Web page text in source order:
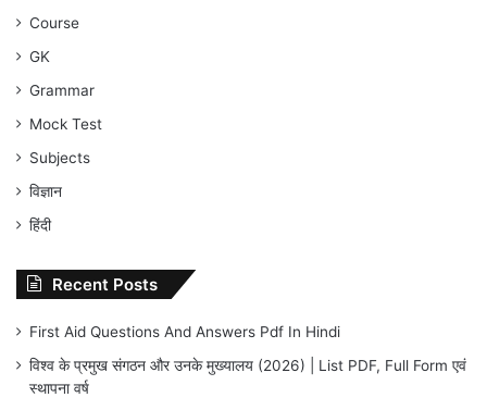
Course
GK
Grammar
Mock Test
Subjects
विज्ञान
हिंदी
Recent Posts
First Aid Questions And Answers Pdf In Hindi
विश्व के प्रमुख संगठन और उनके मुख्यालय (2026) | List PDF, Full Form एवं
स्थापना वर्ष